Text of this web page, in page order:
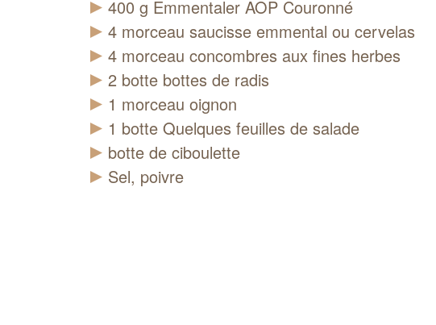
400 g Emmentaler AOP Couronné
4 morceau saucisse emmental ou cervelas
4 morceau concombres aux fines herbes
2 botte bottes de radis
1 morceau oignon
1 botte Quelques feuilles de salade
botte de ciboulette
Sel, poivre